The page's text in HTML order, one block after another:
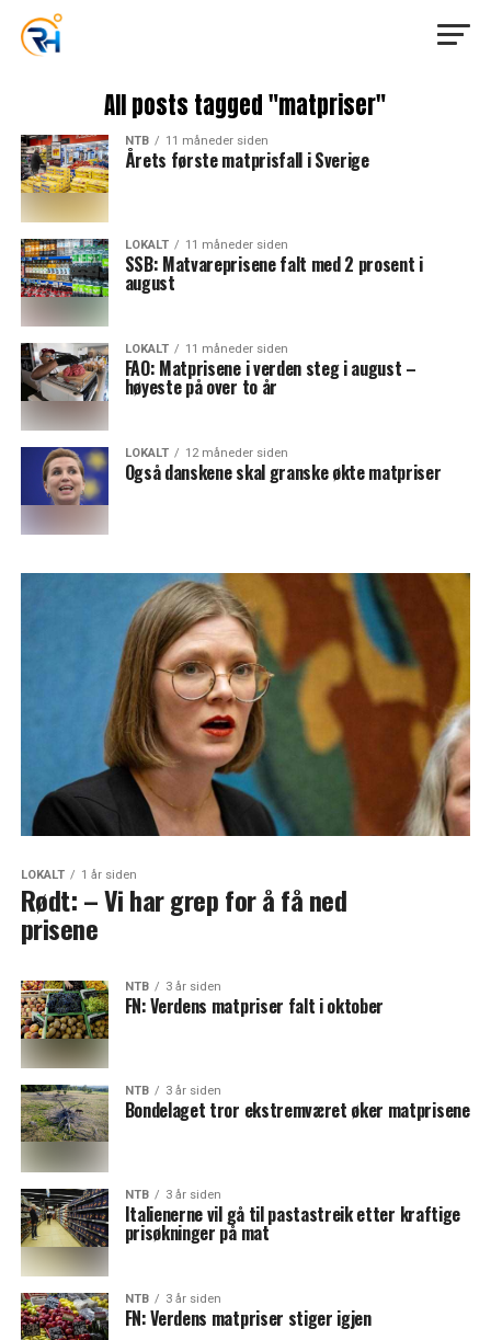
All posts tagged "matpriser"
NTB 11 måneder siden
Årets første matprisfall i Sverige
LOKALT 11 måneder siden
SSB: Matvareprisene falt med 2 prosent i
august
LOKALT 11 måneder siden
FAO: Matprisene i verden steg i august –
høyeste på over to år
LOKALT 12 måneder siden
Også danskene skal granske økte matpriser
LOKALT 1 år siden
Rødt: – Vi har grep for å få ned
prisene
NTB 3 år siden
FN: Verdens matpriser falt i oktober
NTB 3 år siden
Bondelaget tror ekstremværet øker matprisene
NTB 3 år siden
Italienerne vil gå til pastastreik etter kraftige
prisøkninger på mat
NTB 3 år siden
FN: Verdens matpriser stiger igjen